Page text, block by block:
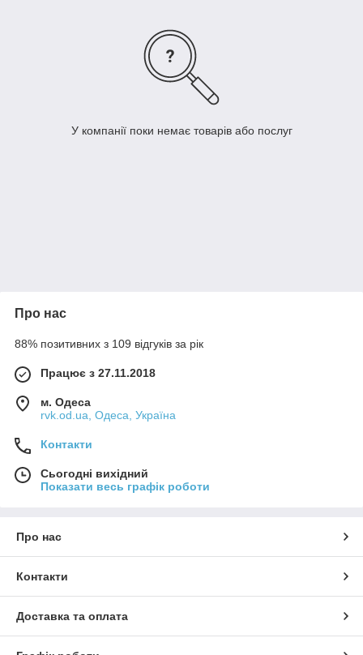
-електричні інструменти (дриль, краскопульт, рубанок,
болгарку, електролобзик і ін.);
-планшет або ноутбук, нетбук.
У нашому інтернет-магазині великий вибір інверторів,
У компанії поки немає товарів або послуг
Про нас
88% позитивних з 109 відгуків за рік
Працює з 27.11.2018
м. Одеса
rvk.od.ua, Одеса, Україна
Контакти
Сьогодні вихідний
Показати весь графік роботи
Про нас
Контакти
Доставка та оплата